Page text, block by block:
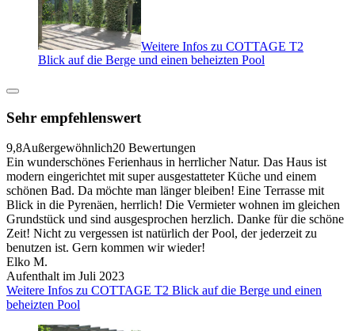
Weitere Infos zu COTTAGE T2
Blick auf die Berge und einen beheizten Pool
Sehr empfehlenswert
9,8Außergewöhnlich20 Bewertungen
Ein wunderschönes Ferienhaus in herrlicher Natur. Das Haus ist
modern eingerichtet mit super ausgestatteter Küche und einem
schönen Bad. Da möchte man länger bleiben! Eine Terrasse mit
Blick in die Pyrenäen, herrlich! Die Vermieter wohnen im gleichen
Grundstück und sind ausgesprochen herzlich. Danke für die schöne
Zeit! Nicht zu vergessen ist natürlich der Pool, der jederzeit zu
benutzen ist. Gern kommen wir wieder!
Elko M.
Aufenthalt im Juli 2023
Weitere Infos zu COTTAGE T2 Blick auf die Berge und einen
beheizten Pool